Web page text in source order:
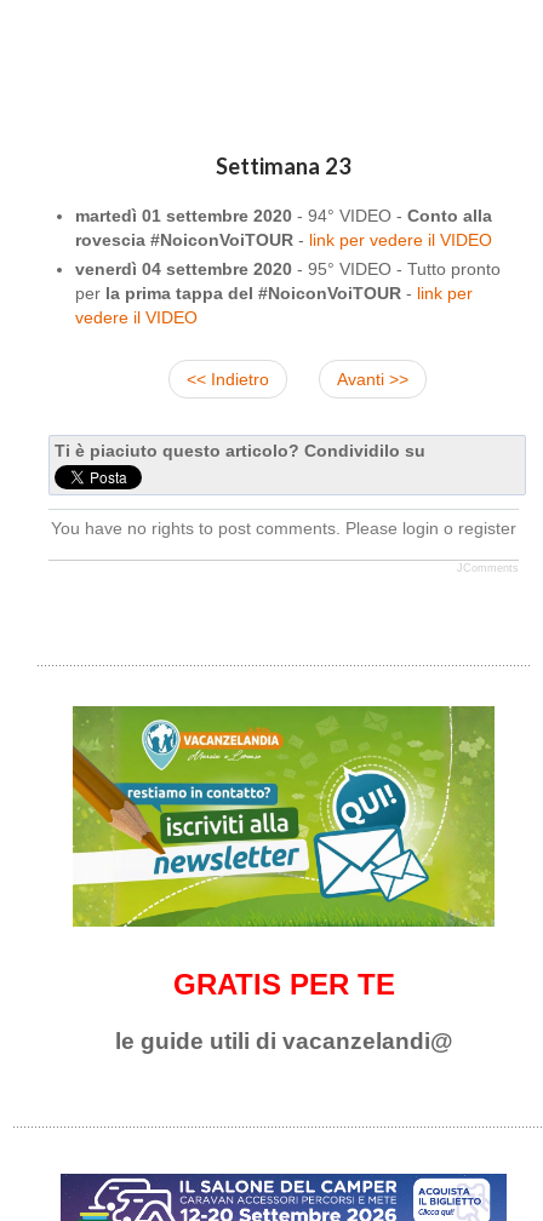
Settimana 23
martedì 01 settembre 2020 - 94° VIDEO - Conto alla
rovescia #NoiconVoiTOUR - link per vedere il VIDEO
venerdì 04 settembre 2020 - 95° VIDEO - Tutto pronto
per la prima tappa del #NoiconVoiTOUR - link per
vedere il VIDEO
<< Indietro Avanti >>
Ti è piaciuto questo articolo? Condividilo su
You have no rights to post comments. Please login o register
JComments
GRATIS PER TE
le guide utili di vacanzelandi@